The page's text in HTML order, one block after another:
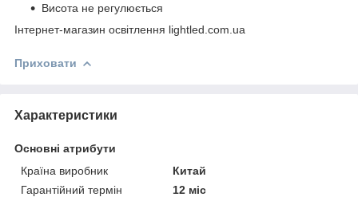
Висота не регулюється
Інтернет-магазин освітлення lightled.com.ua
Приховати
Характеристики
Основні атрибути
Країна виробник
Китай
Гарантійний термін
12 міс